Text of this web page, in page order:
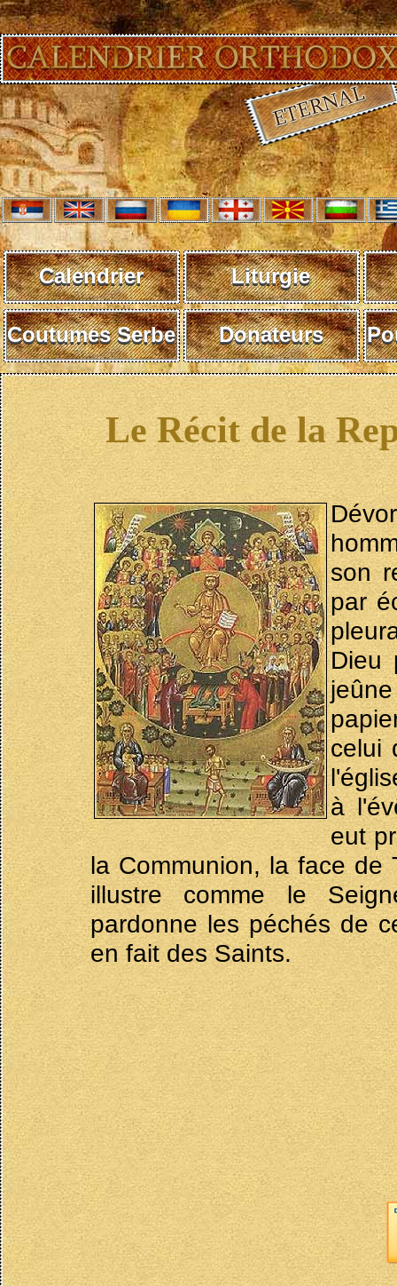
Calendrier Liturgie
Coutumes Serbe Donateurs
Le Récit de la
son
par
Dieu
celui
à
eut
la Communion, la face de
illustre comme le
pardonne les péchés de
en fait des Saints.